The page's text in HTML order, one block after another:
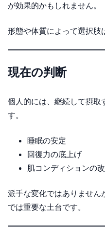
が効果的かもしれません。
形態や体質によって選択肢
現在の判断
個人的には、継続して摂取
す。
睡眠の安定
回復力の底上げ
肌コンディションの
派手な変化ではありません
では重要な土台です。